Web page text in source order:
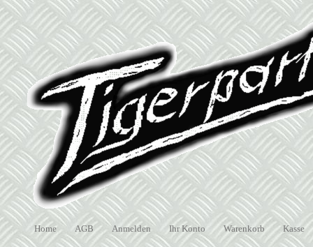
Home AGB Anmelden Ihr Konto Warenkorb Kasse